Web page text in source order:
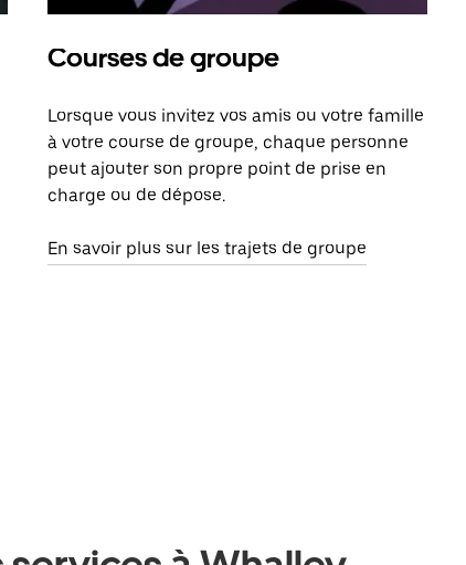
Courses de groupe
Lorsque vous invitez vos amis ou votre famille
à votre course de groupe, chaque personne
peut ajouter son propre point de prise en
charge ou de dépose.
En savoir plus sur les trajets de groupe